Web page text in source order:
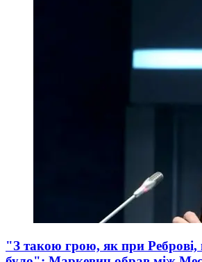
"З такою грою, як при Реброві,